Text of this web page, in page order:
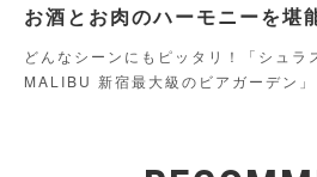
お酒とお肉のハーモニーを堪
どんなシーンにもピッタリ！「シュ
MALIBU 新宿最大級のビアガーデン」